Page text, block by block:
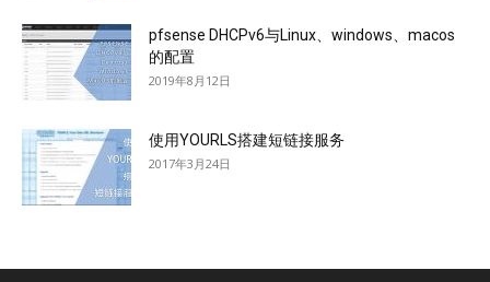
pfsense DHCPv6与Linux、windows、macos
的配置
2019年8月12日
使用YOURLS搭建短链接服务
2017年3月24日